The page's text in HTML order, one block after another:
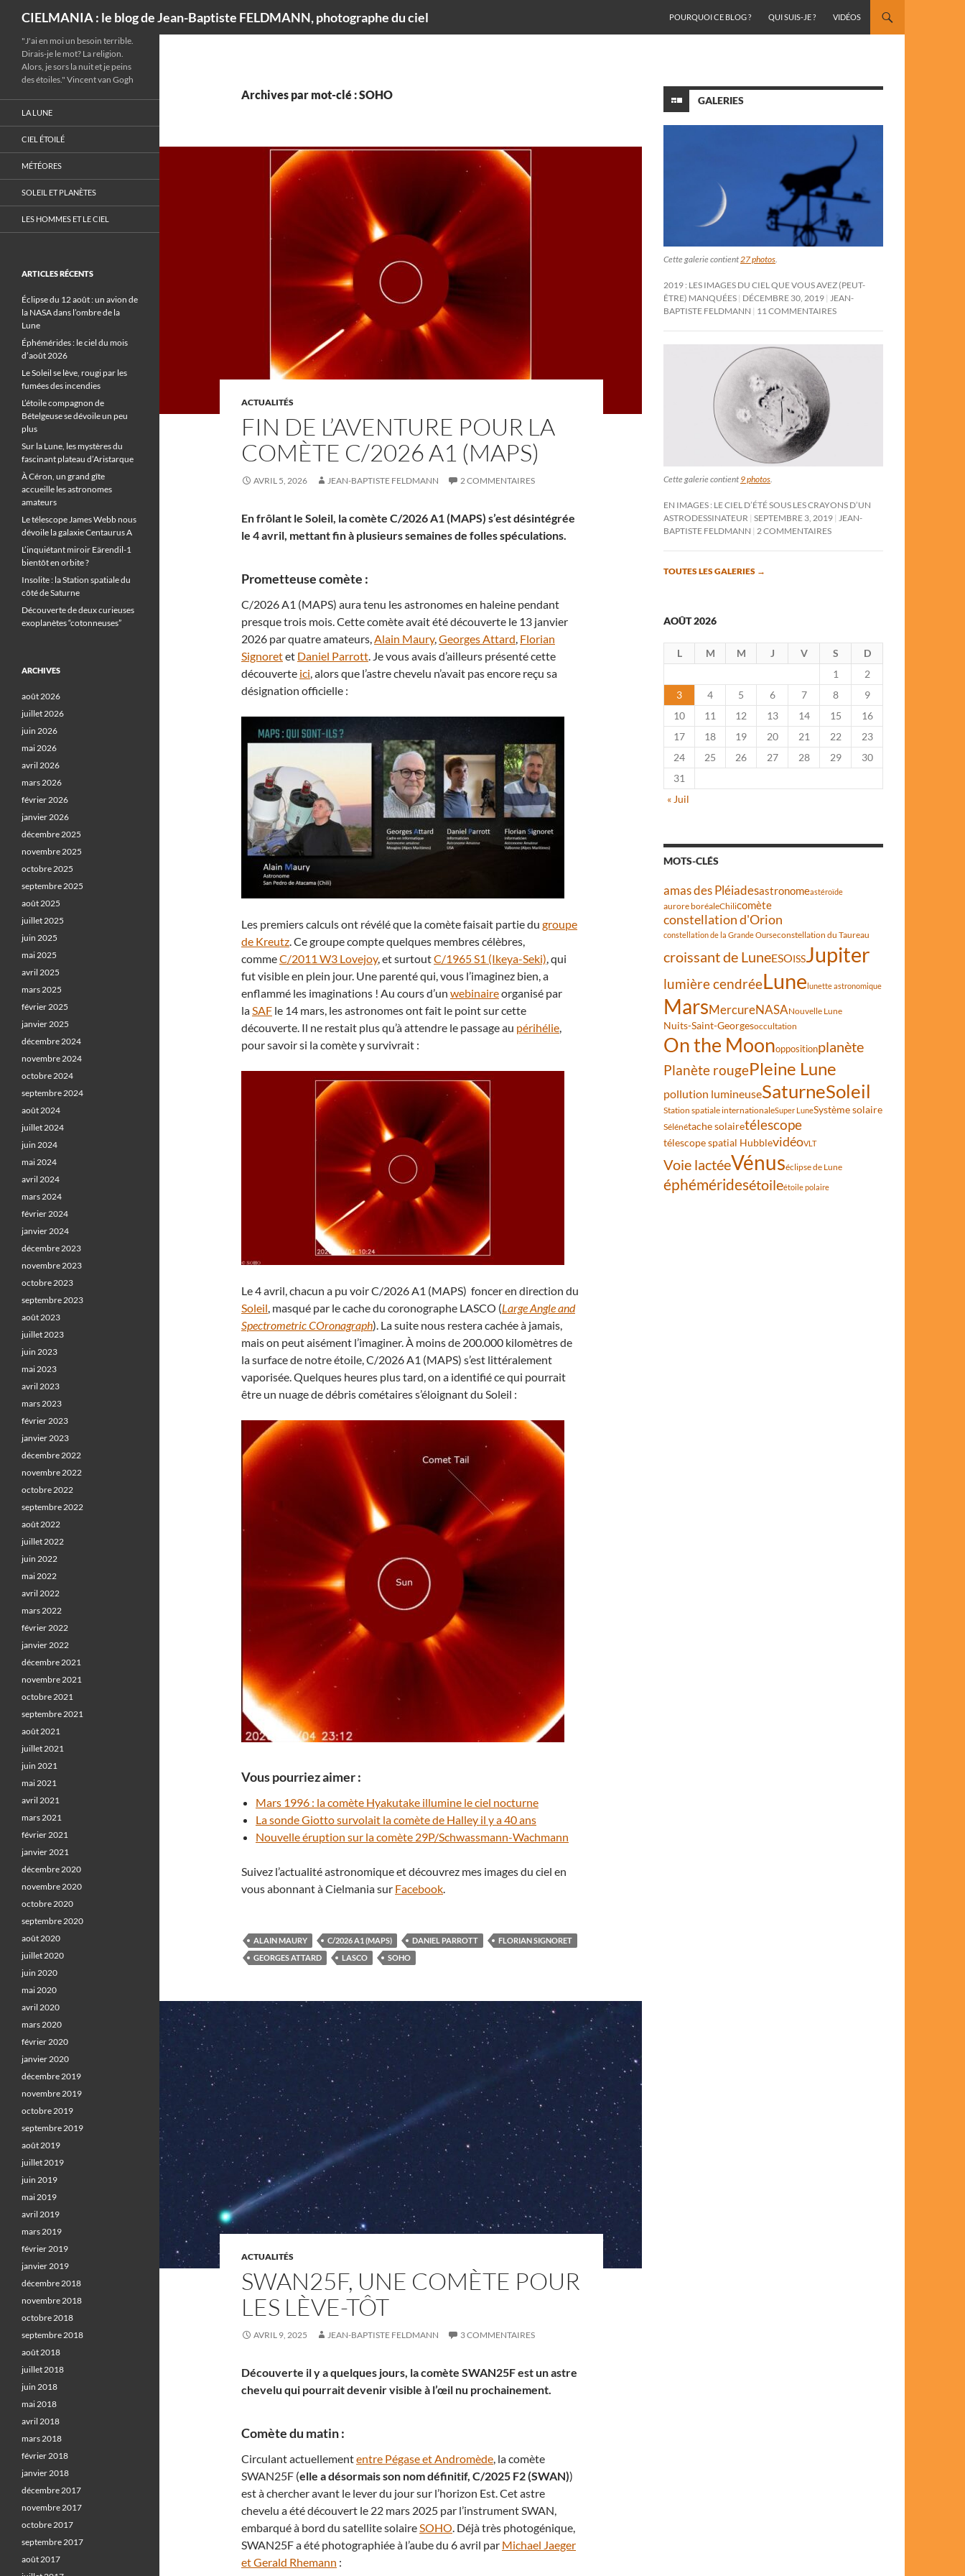
CIELMANIA : le blog de Jean-Baptiste FELDMANN, photographe du ciel
POURQUOI CE BLOG ?
QUI SUIS-JE ? VIDÉOS
Archives par mot-clé : SOHO
ACTUALITÉS
FIN DE L’AVENTURE POUR LA
COMÈTE C/2026 A1 (MAPS)
AVRIL 5, 2026 JEAN-BAPTISTE FELDMANN 2 COMMENTAIRES
En frôlant le Soleil, la comète C/2026 A1 (MAPS) s’est désintégrée
le 4 avril, mettant fin à plusieurs semaines de folles spéculations.
Prometteuse comète :
C/2026 A1 (MAPS) aura tenu les astronomes en haleine pendant
presque trois mois. Cette comète avait été découverte le 13 janvier
2026 par quatre amateurs,Alain Maury,Georges Attard, Florian
Signoretet Daniel Parrott. Je vous avais d’ailleurs présenté cette
découverte ici, alors que l’astre chevelu n’avait pas encore reçu sa
désignation officielle :
Les premiers calculs ont révélé que la comète faisait partie du groupe
de Kreutz. Ce groupe compte quelques membres célèbres,
commeC/2011 W3 Lovejoy, et surtoutC/1965 S1 (Ikeya-Seki), qui
fut visible en plein jour. Une parenté qui, vous l’imaginez bien, a
enflammé les imaginations ! Au cours d’un webinaireorganisé par
laSAF le 14 mars, les astronomes ont fait le point sur cette
découverte. Il ne restait plus qu’à attendre le passage au périhélie,
pour savoir si la comète y survivrait :
Le 4 avril, chacun a pu voir C/2026 A1 (MAPS) foncer en direction du
Soleil, masqué par le cache du coronographe LASCO (Large Angle and
Spectrometric COronagraph). La suite nous restera cachée à jamais,
mais on peut aisément l’imaginer. À moins de 200.000 kilomètres de
la surface de notre étoile, C/2026 A1 (MAPS) s’est littéralement
vaporisée. Quelques heures plus tard, on a identifié ce qui pourrait
être un nuage de débris cométaires s’éloignant du Soleil :
Vous pourriez aimer :
Mars 1996 : la comète Hyakutake illumine le ciel nocturne
La sonde Giotto survolait la comète de Halley il y a 40 ans
Nouvelle éruption sur la comète 29P/Schwassmann-Wachmann
Suivez l’actualité astronomique et découvrez mes images du ciel en
vous abonnant à Cielmania sur Facebook.
ALAIN MAURY C/2026 A1 (MAPS) DANIEL PARROTT
FLORIAN SIGNORET
GEORGES ATTARD
LASCO SOHO
ACTUALITÉS
SWAN25F, UNE COMÈTE POUR
LES LÈVE-TÔT
AVRIL 9, 2025 JEAN-BAPTISTE FELDMANN 3 COMMENTAIRES
Découverte il y a quelques jours, la comète SWAN25F est un astre
chevelu qui pourrait devenir visible à l’œil nu prochainement.
Comète du matin :
Circulant actuellemententre Pégase et Andromède, la comète
SWAN25F (elle a désormais son nom définitif, C/2025 F2 (SWAN))
est à chercher avant le lever du jour sur l’horizon Est. Cet astre
chevelu a été découvert le 22 mars 2025 par l’instrument SWAN,
embarqué à bord du satellite solaireSOHO. Déjà très photogénique,
SWAN25F a été photographiée à l’aube du 6 avril par Michael Jaeger
et Gerald Rhemann :
GALERIES
Cette galerie contient27 photos.
2019 : LES IMAGES DU CIEL QUE VOUS AVEZ (PEUT-
ÊTRE) MANQUÉES DÉCEMBRE 30, 2019 JEAN-
BAPTISTE FELDMANN
11 COMMENTAIRES
Cette galerie contient 9 photos
EN IMAGES : LE CIEL D’ÉTÉ SOUS LES CRAYONS D’UN
ASTRODESSINATEUR SEPTEMBRE 3, 2019
JEAN-
BAPTISTE FELDMANN
2 COMMENTAIRES
TOUTES LES GALERIES →
AOÛT 2026
L M M J V S
D
1
2
3
4 5 6 7 8
9
10
11 12 13 14 15
16
17
18 19 20 21 22
23
24
25 26 27 28 29
30
31
« Juil
MOTS-CLÉS
amas des Pléiadesastronomeastéroïde
aurore boréaleChilicomète
constellation d'Orion
constellation de la Grande Ourseconstellation du Taureau
croissant de LuneESOISSJupiter
lumière cendréeLunelunette astronomique
MarsMercureNASANouvelle Lune
Nuits-Saint-Georgesoccultation
On the Moonoppositionplanète
Planète rougePleine Lune
pollution lumineuseSaturneSoleil
Station spatiale internationaleSuper LuneSystème solaire
Sélénétache solairetélescope
télescope spatial HubblevidéoVLT
Voie lactéeVénuséclipse de Lune
éphéméridesétoileétoile polaire
"J'ai en moi un besoin terrible.
Dirais-je le mot? La religion.
Alors, je sors la nuit et je peins
des étoiles." Vincent van Gogh
LA LUNE
CIEL ÉTOILÉ
MÉTÉORES
SOLEIL ET PLANÈTES
LES HOMMES ET LE CIEL
ARTICLES RÉCENTS
Éclipse du 12 août : un avion de
la NASA dans l’ombre de la
Lune
Éphémérides : le ciel du mois
d’août 2026
Le Soleil se lève, rougi par les
fumées des incendies
L’étoile compagnon de
Bételgeuse se dévoile un peu
plus
Sur la Lune, les mystères du
fascinant plateau d’Aristarque
À Céron, un grand gîte
accueille les astronomes
amateurs
Le télescope James Webb nous
dévoile la galaxie Centaurus A
L’inquiétant miroir Eärendil-1
bientôt en orbite ?
Insolite : la Station spatiale du
côté de Saturne
Découverte de deux curieuses
exoplanètes “cotonneuses”
ARCHIVES
août 2026
juillet 2026
juin 2026
mai 2026
avril 2026
mars 2026
février 2026
janvier 2026
décembre 2025
novembre 2025
octobre 2025
septembre 2025
août 2025
juillet 2025
juin 2025
mai 2025
avril 2025
mars 2025
février 2025
janvier 2025
décembre 2024
novembre 2024
octobre 2024
septembre 2024
août 2024
juillet 2024
juin 2024
mai 2024
avril 2024
mars 2024
février 2024
janvier 2024
décembre 2023
novembre 2023
octobre 2023
septembre 2023
août 2023
juillet 2023
juin 2023
mai 2023
avril 2023
mars 2023
février 2023
janvier 2023
décembre 2022
novembre 2022
octobre 2022
septembre 2022
août 2022
juillet 2022
juin 2022
mai 2022
avril 2022
mars 2022
février 2022
janvier 2022
décembre 2021
novembre 2021
octobre 2021
septembre 2021
août 2021
juillet 2021
juin 2021
mai 2021
avril 2021
mars 2021
février 2021
janvier 2021
décembre 2020
novembre 2020
octobre 2020
septembre 2020
août 2020
juillet 2020
juin 2020
mai 2020
avril 2020
mars 2020
février 2020
janvier 2020
décembre 2019
novembre 2019
octobre 2019
septembre 2019
août 2019
juillet 2019
juin 2019
mai 2019
avril 2019
mars 2019
février 2019
janvier 2019
décembre 2018
novembre 2018
octobre 2018
septembre 2018
août 2018
juillet 2018
juin 2018
mai 2018
avril 2018
mars 2018
février 2018
janvier 2018
décembre 2017
novembre 2017
octobre 2017
septembre 2017
août 2017